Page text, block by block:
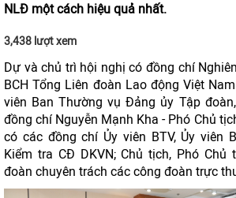
NLĐ một cách hiệu quả nhất.
3,438 lượt xem
Dự và chủ trì hội nghị có đồng chí
BCH Tổng Liên đoàn Lao động Việt
viên Ban Thường vụ Đảng ủy Tập
đồng chí Nguyễn Mạnh Kha - Phó Chủ
có các đồng chí Ủy viên BTV, Ủy viên
Kiểm tra CĐ DKVN; Chủ tịch, Phó Chủ
đoàn chuyên trách các công đoàn trực